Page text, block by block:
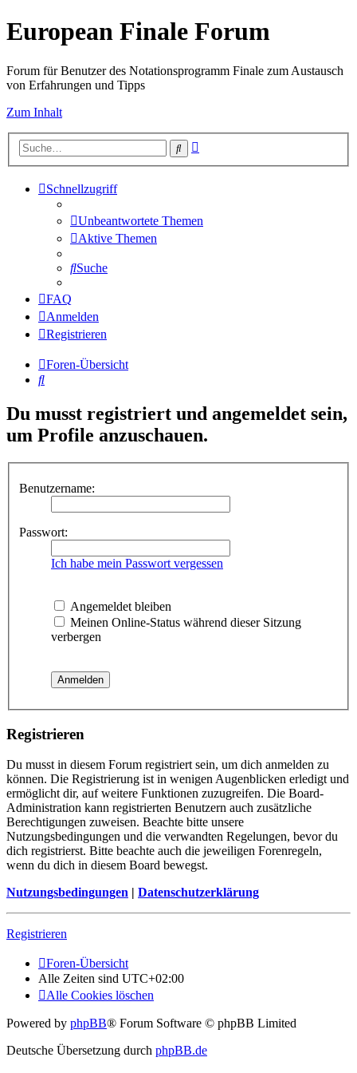
European Finale Forum
Forum für Benutzer des Notationsprogramm Finale zum Austausch
von Erfahrungen und Tipps
Zum Inhalt
Suche
Schnellzugriff
Unbeantwortete Themen
Aktive Themen
Suche
FAQ
Anmelden
Registrieren
Foren-Übersicht
Suche
Du musst registriert und angemeldet sein,
um Profile anzuschauen.
Benutzername:
Passwort:
Ich habe mein Passwort vergessen
Angemeldet bleiben
Meinen Online-Status während dieser Sitzung
verbergen
Registrieren
Du musst in diesem Forum registriert sein, um dich anmelden zu
können. Die Registrierung ist in wenigen Augenblicken erledigt und
ermöglicht dir, auf weitere Funktionen zuzugreifen. Die Board-
Administration kann registrierten Benutzern auch zusätzliche
Berechtigungen zuweisen. Beachte bitte unsere
Nutzungsbedingungen und die verwandten Regelungen, bevor du
dich registrierst. Bitte beachte auch die jeweiligen Forenregeln,
wenn du dich in diesem Board bewegst.
Nutzungsbedingungen | Datenschutzerklärung
Registrieren
Foren-Übersicht
Alle Zeiten sind UTC+02:00
Alle Cookies löschen
Powered by phpBB® Forum Software © phpBB Limited
Deutsche Übersetzung durch phpBB.de